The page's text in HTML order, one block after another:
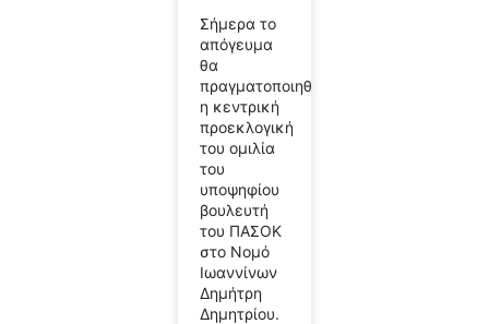
Σήμερα το
απόγευμα
θα
πραγματοποιηθεί
η κεντρική
προεκλογική
του ομιλία
του
υποψηφίου
βουλευτή
του ΠΑΣΟΚ
στο Νομό
Ιωαννίνων
Δημήτρη
Δημητρίου.